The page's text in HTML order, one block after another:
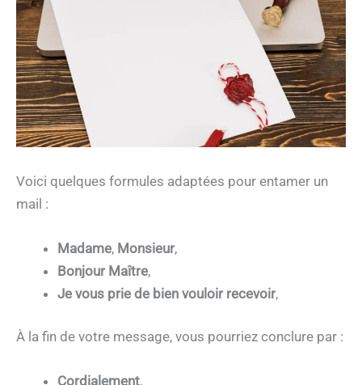
Voici quelques formules adaptées pour entamer un
mail :
Madame, Monsieur,
Bonjour Maître,
Je vous prie de bien vouloir recevoir,
À la fin de votre message, vous pourriez conclure par :
Cordialement,